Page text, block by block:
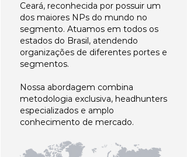
Ceará, reconhecida por possuir um
dos maiores NPs do mundo no
segmento. Atuamos em todos os
estados do Brasil, atendendo
organizações de diferentes portes e
segmentos.
Nossa abordagem combina
metodologia exclusiva, headhunters
especializados e amplo
conhecimento de mercado.